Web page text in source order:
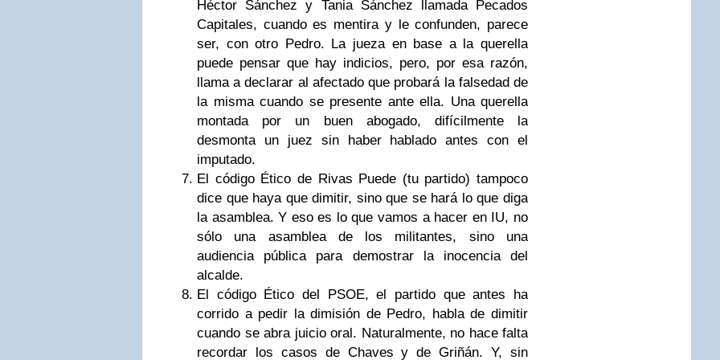
Héctor Sánchez y Tania Sánchez llamada Pecados
Capitales, cuando es mentira y le confunden, parece
ser, con otro Pedro. La jueza en base a la querella
puede pensar que hay indicios, pero, por esa razón,
llama a declarar al afectado que probará la falsedad de
la misma cuando se presente ante ella. Una querella
montada por un buen abogado, difícilmente la
desmonta un juez sin haber hablado antes con el
imputado.
El código Ético de Rivas Puede (tu partido) tampoco
dice que haya que dimitir, sino que se hará lo que diga
la asamblea. Y eso es lo que vamos a hacer en IU, no
sólo una asamblea de los militantes, sino una
audiencia pública para demostrar la inocencia del
alcalde.
El código Ético del PSOE, el partido que antes ha
corrido a pedir la dimisión de Pedro, habla de dimitir
cuando se abra juicio oral. Naturalmente, no hace falta
recordar los casos de Chaves y de Griñán. Y, sin